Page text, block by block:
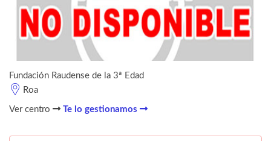
Fundación Raudense de la 3ª Edad
Roa
Ver centro Te lo gestionamos